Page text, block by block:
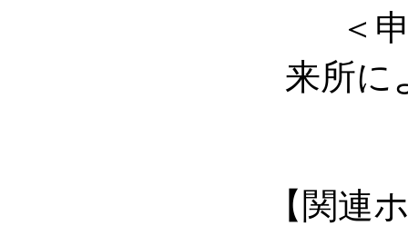
＜
来所に
【関連